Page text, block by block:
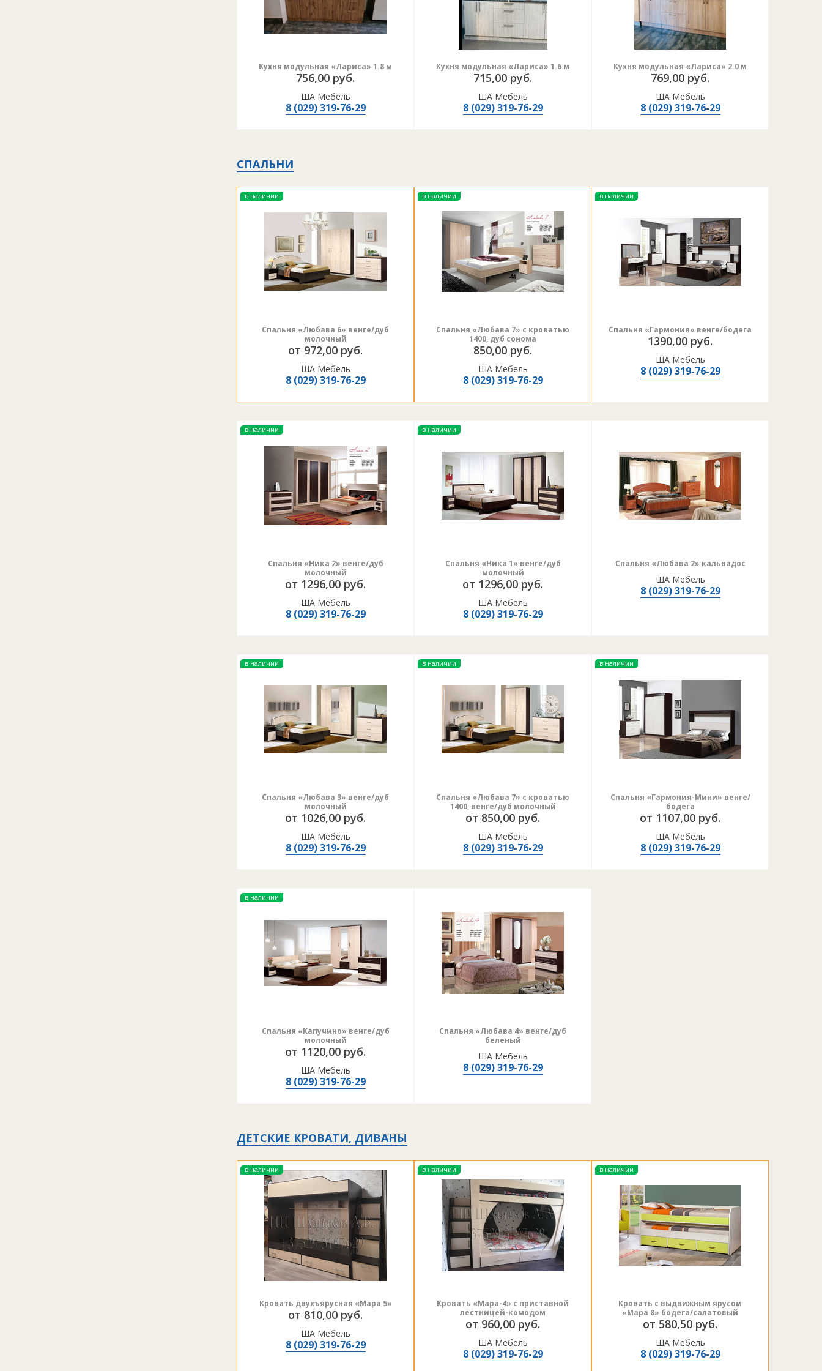
3. Согласно действующему законодательству, вы можете вернуть товар надлежащего качества или обменять его,
если:
товар не был в употреблении и не имеет следов использования потребителем: царапин, сколов, потертостей,
товар полностью укомплектован и сохранена фабричная упаковка;
сохранены все ярлыки и заводская маркировка;
товар сохраняет товарный вид и свои потребительские свойства.
Кухня модульная «Лариса» 1.8 м
756,00 руб.
ША Мебель
8 (029) 319-76-29
Кухня модульная «Лариса» 1.6 м
715,00 руб.
ША Мебель
8 (029) 319-76-29
Кухня модульная «Лариса» 2.0 м
769,00 руб.
ША Мебель
8 (029) 319-76-29
СПАЛЬНИ
в наличии
Спальня «Любава 6» венге/дуб
молочный
от 972,00 руб.
ША Мебель
8 (029) 319-76-29
в наличии
Спальня «Любава 7» с кроватью
1400, дуб сонома
850,00 руб.
ША Мебель
8 (029) 319-76-29
в наличии
Спальня «Гармония» венге/бодега
1390,00 руб.
ША Мебель
8 (029) 319-76-29
в наличии
Спальня «Ника 2» венге/дуб
молочный
от 1296,00 руб.
ША Мебель
8 (029) 319-76-29
в наличии
Спальня «Ника 1» венге/дуб
молочный
от 1296,00 руб.
ША Мебель
8 (029) 319-76-29
Спальня «Любава 2» кальвадос
ША Мебель
8 (029) 319-76-29
в наличии
Спальня «Любава 3» венге/дуб
молочный
от 1026,00 руб.
ША Мебель
8 (029) 319-76-29
в наличии
Спальня «Любава 7» с кроватью
1400, венге/дуб молочный
от 850,00 руб.
ША Мебель
8 (029) 319-76-29
в наличии
Спальня «Гармония-Мини» венге/
бодега
от 1107,00 руб.
ША Мебель
8 (029) 319-76-29
в наличии
Спальня «Капучино» венге/дуб
молочный
от 1120,00 руб.
ША Мебель
8 (029) 319-76-29
Спальня «Любава 4» венге/дуб
беленый
ША Мебель
8 (029) 319-76-29
ДЕТСКИЕ КРОВАТИ, ДИВАНЫ
в наличии
Кровать двухъярусная «Мара 5»
от 810,00 руб.
ША Мебель
8 (029) 319-76-29
в наличии
Кровать «Мара-4» с приставной
лестницей-комодом
от 960,00 руб.
ША Мебель
8 (029) 319-76-29
в наличии
Кровать с выдвижным ярусом
«Мара 8» бодега/салатовый
от 580,50 руб.
ША Мебель
8 (029) 319-76-29